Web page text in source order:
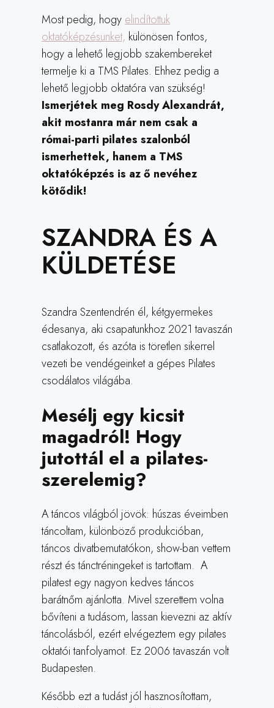
Most pedig, hogy elindítottuk
oktatóképzésünket, különösen fontos,
hogy a lehető legjobb szakembereket
termelje ki a TMS Pilates. Ehhez pedig a
lehető legjobb oktatóra van szükség!
Ismerjétek meg Rosdy Alexandrát,
akit mostanra már nem csak a
római-parti pilates szalonból
ismerhettek, hanem a TMS
oktatóképzés is az ő nevéhez
kötődik!
SZANDRA ÉS A
KÜLDETÉSE
Szandra Szentendrén él, kétgyermekes
édesanya, aki csapatunkhoz 2021 tavaszán
csatlakozott, és azóta is töretlen sikerrel
vezeti be vendégeinket a gépes Pilates
csodálatos világába.
Mesélj egy kicsit
magadról! Hogy
jutottál el a pilates-
szerelemig?
A táncos világból jövök: húszas éveimben
táncoltam, különböző produkcióban,
táncos divatbemutatókon, show-ban vettem
részt és tánctréningeket is tartottam. A
pilatest egy nagyon kedves táncos
barátnőm ajánlotta. Mivel szerettem volna
bővíteni a tudásom, lassan kievezni az aktív
táncolásból, ezért elvégeztem egy pilates
oktatói tanfolyamot. Ez 2006 tavaszán volt
Budapesten.
Később ezt a tudást jól hasznosítottam,